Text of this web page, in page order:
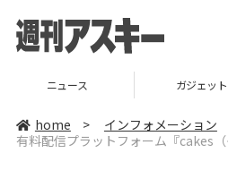
ニュース ガジェット
home > インフォメーション
有料配信プラットフォーム『cakes